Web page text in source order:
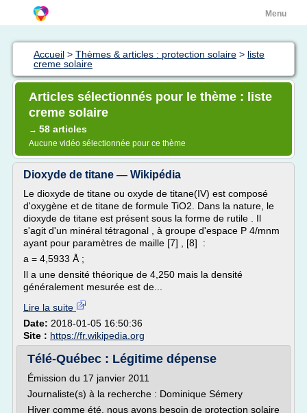
Menu
Accueil > Thèmes & articles : protection solaire > liste
creme solaire
Articles sélectionnés pour le thème : liste
creme solaire
→ 58 articles
Aucune vidéo sélectionnée pour ce thème
Dioxyde de titane — Wikipédia
Le dioxyde de titane ou oxyde de titane(IV) est composé
d'oxygène et de titane de formule TiO2. Dans la nature, le
dioxyde de titane est présent sous la forme de rutile . Il
s'agit d'un minéral tétragonal , à groupe d'espace P 4/mnm
ayant pour paramètres de maille [7] , [8] :
a = 4,5933 Å ;
Il a une densité théorique de 4,250 mais la densité
généralement mesurée est de...
Lire la suite
Date: 2018-01-05 16:50:36
Site : https://fr.wikipedia.org
Télé-Québec : Légitime dépense
Émission du 17 janvier 2011
Journaliste(s) à la recherche : Dominique Sémery
Hiver comme été, nous avons besoin de protection solaire